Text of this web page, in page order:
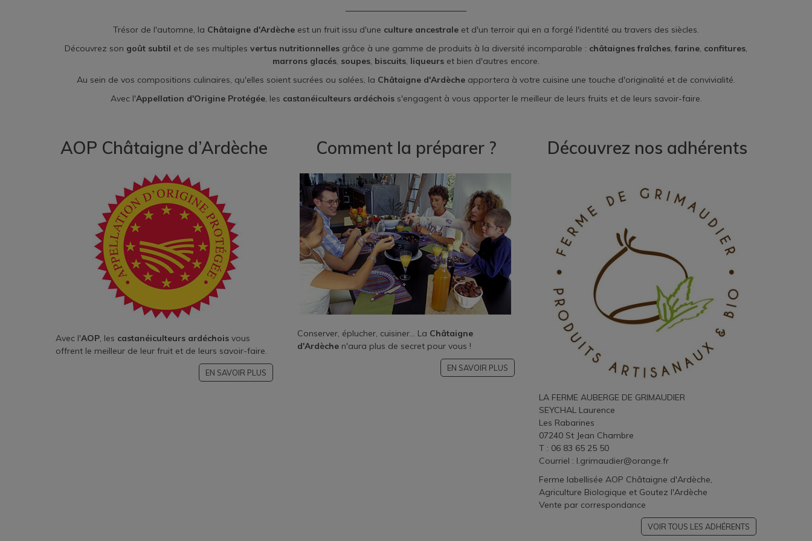
Trésor de l'automne, la Châtaigne d'Ardèche est un fruit issu d'une culture ancestrale et d'un terroir qui en a forgé l'identité au travers des siècles.
Découvrez son goût subtil et de ses multiples vertus nutritionnelles grâce à une gamme de produits à la diversité incomparable : châtaignes fraîches,farine, confitures,
marrons glacés, soupes, biscuits, liqueurs et bien d'autres encore.
Au sein de vos compositions culinaires, qu'elles soient sucrées ou salées, la Châtaigne d'Ardèche apportera à votre cuisine une touche d'originalité et de convivialité.
Avec l'Appellation d'Origine Protégée, les castanéiculteurs ardéchois s'engagent à vous apporter le meilleur de leurs fruits et de leurs savoir-faire.
AOP Châtaigne d’Ardèche
Avec l'AOP, les castanéiculteurs ardéchois vous
offrent le meilleur de leur fruit et de leurs savoir-faire.
EN SAVOIR PLUS
Comment la préparer ?
Conserver, éplucher, cuisiner... La Châtaigne
d'Ardèchen'aura plus de secret pour vous !
EN SAVOIR PLUS
Découvrez nos adhérents
LA FERME AUBERGE DE GRIMAUDIER
SEYCHAL Laurence
Les Rabarines
07240 St Jean Chambre
T : 06 83 65 25 50
Courriel : l.grimaudier@orange.fr
Ferme labellisée AOP Châtaigne d'Ardèche,
Agriculture Biologique et Goutez l'Ardèche
Vente par correspondance
VOIR TOUS LES ADHÉRENTS